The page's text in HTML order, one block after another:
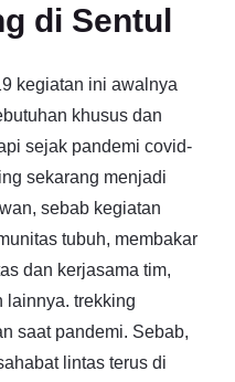
di Sentul
kegiatan ini awalnya
khusus dan
sejak pandemi covid-
sekarang menjadi
sebab kegiatan
tubuh, membakar
dan kerjasama tim,
lainnya. trekking
saat pandemi. Sebab,
lintas terus di